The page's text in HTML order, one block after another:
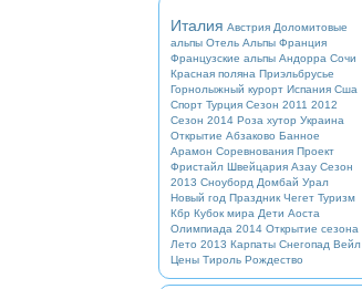
Италия Австрия Доломитовые
альпы Отель Альпы Франция
Французские альпы Андорра Сочи
Красная поляна Приэльбрусье
Горнолыжный курорт Испания Сша
Спорт Турция Сезон 2011 2012
Сезон 2014 Роза хутор Украина
Открытие Абзаково Банное
Арамон Соревнования Проект
Фристайл Швейцария Азау Сезон
2013 Сноуборд Домбай Урал
Новый год Праздник Чегет Туризм
Кбр Кубок мира Дети Аоста
Олимпиада 2014 Открытие сезона
Лето 2013 Карпаты Снегопад Вейл
Цены Тироль Рождество